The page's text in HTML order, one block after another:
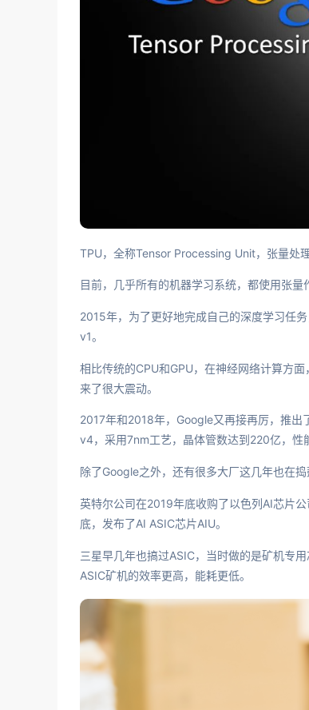
TPU，全称Tensor Processing Unit，张量处
目前，几乎所有的机器学习系统，都使用张量
2015年，为了更好地完成自己的深度学习任
v1。
相比传统的CPU和GPU，在神经网络计算方
来了很大震动。
2017年和2018年，Google又再接再厉，推
v4，采用7nm工艺，晶体管数达到220亿，性
除了Google之外，还有很多大厂这几年也在捣
英特尔公司在2019年底收购了以色列AI芯片
底，发布了AI ASIC芯片AIU。
三星早几年也搞过ASIC，当时做的是矿机专
ASIC矿机的效率更高，能耗更低。